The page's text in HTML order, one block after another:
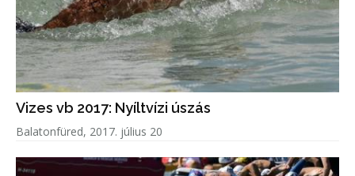
Vizes vb 2017: Nyíltvízi úszás
Balatonfüred, 2017. július 20